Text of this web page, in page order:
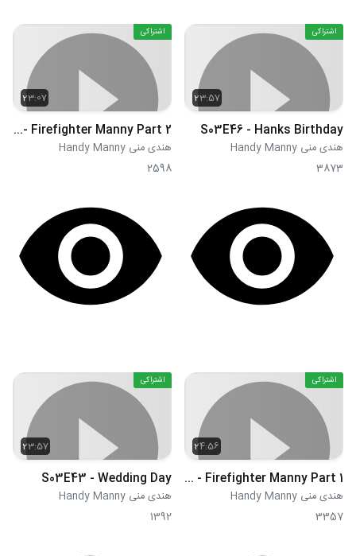
23:57
اشتراکی
S03E46 - Hanks Birthday
هندی منی Handy Manny
3873
23:07
اشتراکی
S03E45 - Firefighter Manny Part 2
هندی منی Handy Manny
2598
24:56
اشتراکی
S03E44 - Firefighter Manny Part 1
هندی منی Handy Manny
3357
23:57
اشتراکی
S03E43 - Wedding Day
هندی منی Handy Manny
1392